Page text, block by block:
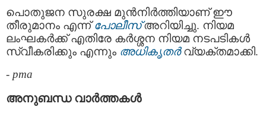
പൊതുജന സുരക്ഷ മുൻനിർത്തിയാണ് ഈ
തീരുമാനം എന്ന്പോലീസ് അറിയിച്ചു. നിയമ
ലംഘകർക്ക് എതിരേ കർശ്ശന നിയമ നടപടികൾ
സ്വീകരിക്കും എന്നും അധികൃതർ വ്യക്തമാക്കി.
- pma
അനുബന്ധ വാര്‍ത്തകള്‍